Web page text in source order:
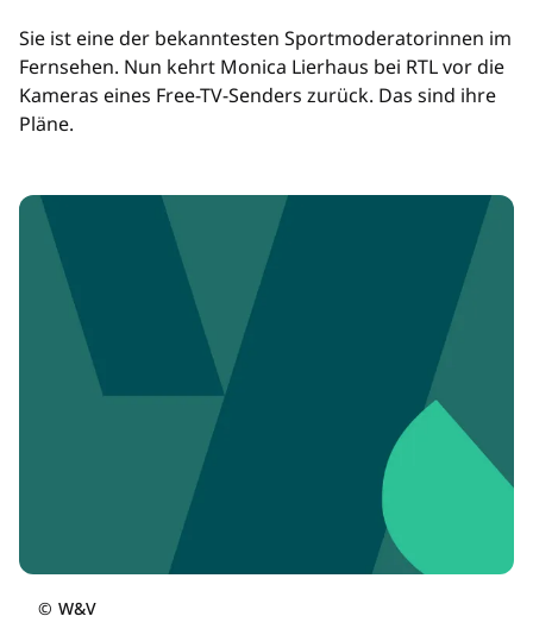
Sie ist eine der bekanntesten Sportmoderatorinnen im
Fernsehen. Nun kehrt Monica Lierhaus bei RTL vor die
Kameras eines Free-TV-Senders zurück. Das sind ihre
Pläne.
© W&V